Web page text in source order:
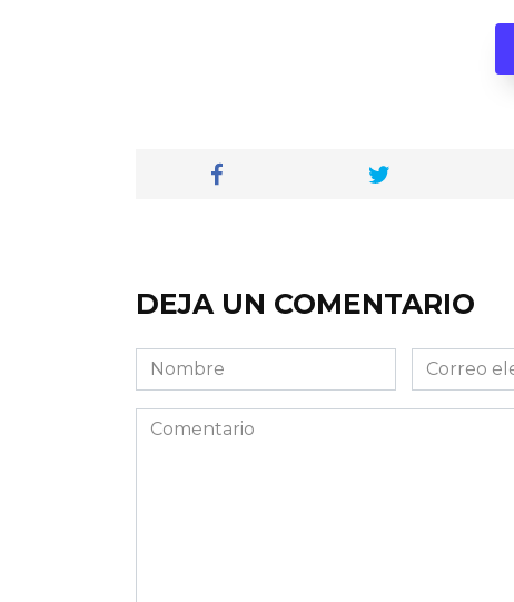
DEJA UN COMENTARIO
Nombre
Correo
electrónico
Comentario